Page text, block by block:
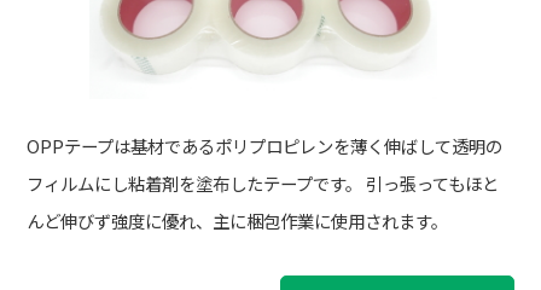
OPPテープは基材であるポリプロピレンを薄く伸ばして透明の
フィルムにし粘着剤を塗布したテープです。 引っ張ってもほと
んど伸びず強度に優れ、主に梱包作業に使用されます。